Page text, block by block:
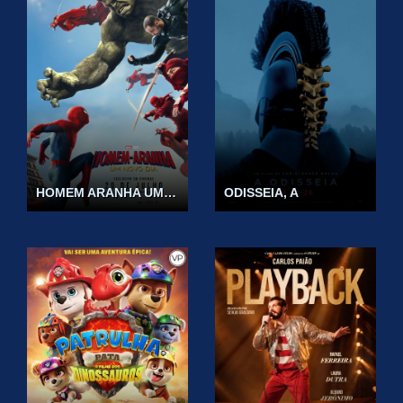
HOMEM ARANHA UM NOVO DIA ODISSEIA, A